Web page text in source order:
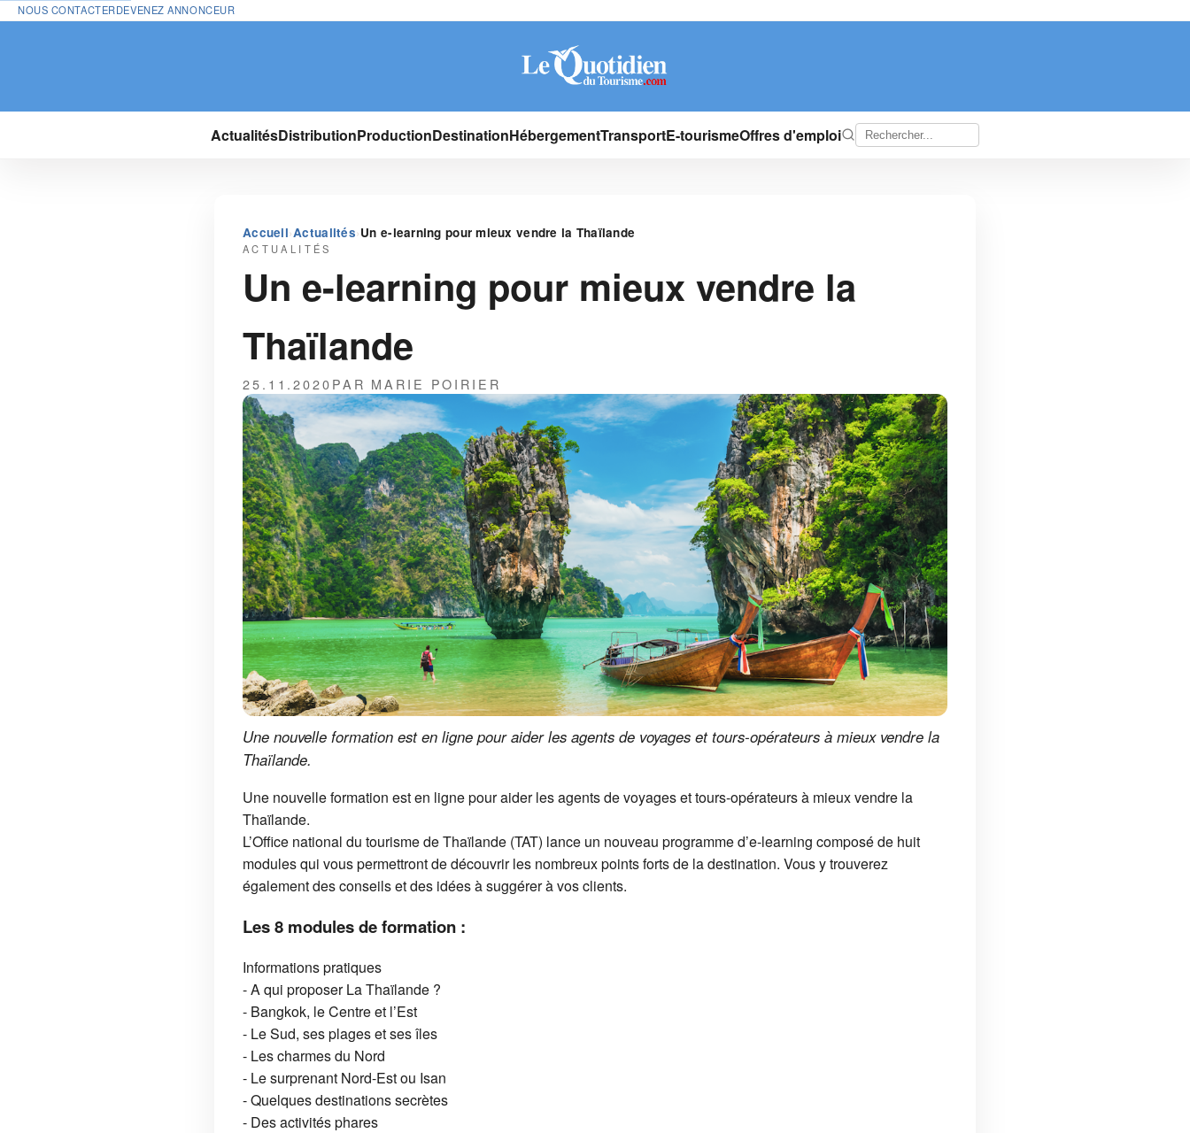
NOUS CONTACTERDEVENEZ ANNONCEUR
ActualitésDistributionProductionDestinationHébergementTransportE-tourismeOffres d'emploi
Accueil›Actualités›Un e-learning pour mieux vendre la Thaïlande
ACTUALITÉS
Un e-learning pour mieux vendre la
Thaïlande
25.11.2020PAR MARIE POIRIER
Une nouvelle formation est en ligne pour aider les agents de voyages et tours-opérateurs à mieux vendre la
Thaïlande.
Une nouvelle formation est en ligne pour aider les agents de voyages et tours-opérateurs à mieux vendre la
Thaïlande.
L’Office national du tourisme de Thaïlande (TAT) lance un nouveau programme d’e-learning composé de huit
modules qui vous permettront de découvrir les nombreux points forts de la destination. Vous y trouverez
également des conseils et des idées à suggérer à vos clients.
Les 8 modules de formation :
Informations pratiques
- A qui proposer La Thaïlande ?
- Bangkok, le Centre et l’Est
- Le Sud, ses plages et ses îles
- Les charmes du Nord
- Le surprenant Nord-Est ou Isan
- Quelques destinations secrètes
- Des activités phares